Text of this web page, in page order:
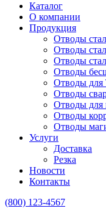
Каталог
О компании
Продукция
Отводы
Отводы
Отводы
Отводы
Отводы
Отводы
Отводы для
Отводы
Отводы
Услуги
Доставка
Резка
Новости
Контакты
(800) 123-4567